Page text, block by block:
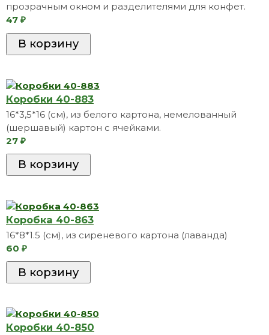
прозрачным окном и разделителями для конфет.
47 ₽
Коробки 40-883
16*3,5*16 (см), из белого картона, немелованный
(шершавый) картон с ячейками.
27 ₽
Коробка 40-863
16*8*1.5 (см), из сиреневого картона (лаванда)
60 ₽
Коробки 40-850